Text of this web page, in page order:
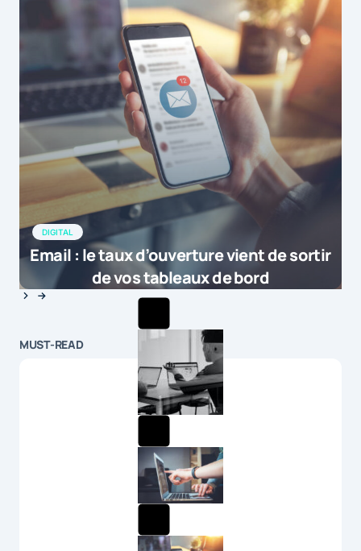
DIGITAL
Email : le taux d’ouverture vient de sortir
de vos tableaux de bord
MUST-READ